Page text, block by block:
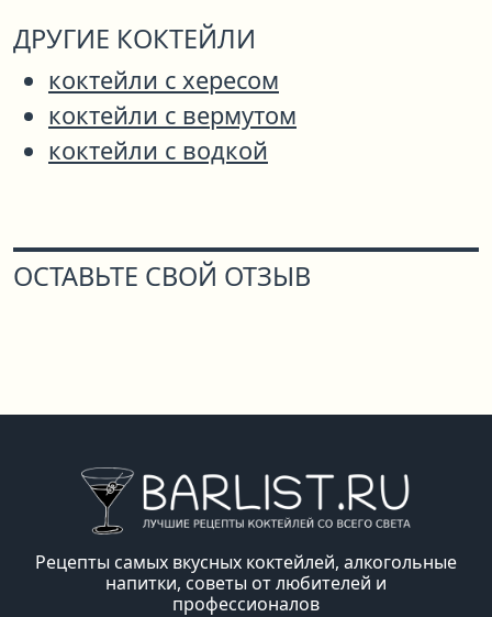
ДРУГИЕ КОКТЕЙЛИ
коктейли с хересом
коктейли с вермутом
коктейли с водкой
ОСТАВЬТЕ СВОЙ ОТЗЫВ
Рецепты самых вкусных коктейлей, алкогольные
напитки, советы от любителей и
профессионалов